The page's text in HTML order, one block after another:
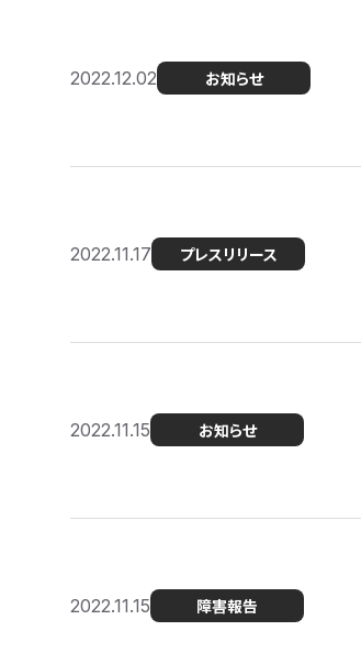
2022.12.02 お知らせ
2022.11.17 プレスリリース
2022.11.15 お知らせ
2022.11.15 障害報告